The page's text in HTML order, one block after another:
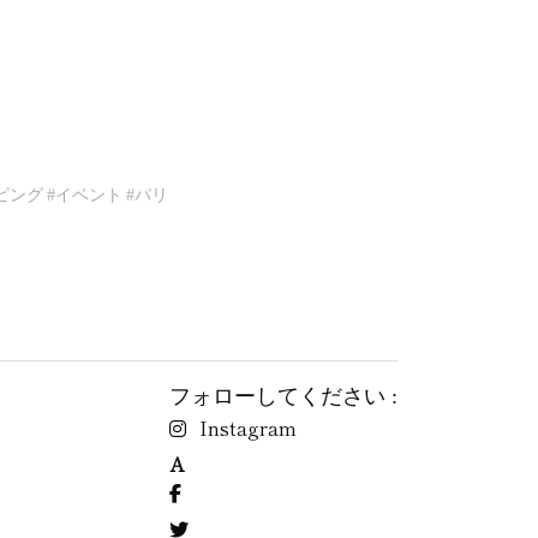
ング #イベント #パリ
フォローしてください :
Instagram
A